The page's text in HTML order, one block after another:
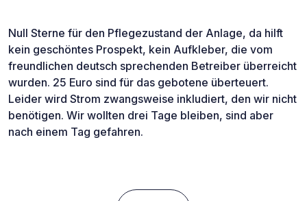
Null Sterne für den Pflegezustand der Anlage, da hilft
kein geschöntes Prospekt, kein Aufkleber, die vom
freundlichen deutsch sprechenden Betreiber überreicht
wurden. 25 Euro sind für das gebotene überteuert.
Leider wird Strom zwangsweise inkludiert, den wir nicht
benötigen. Wir wollten drei Tage bleiben, sind aber
nach einem Tag gefahren.